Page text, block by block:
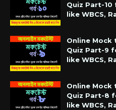
Quiz Part-
like WBCS,
Online Mock
Quiz Part-9
like WBCS,
Online Mock
Quiz Part-8
like WBCS,